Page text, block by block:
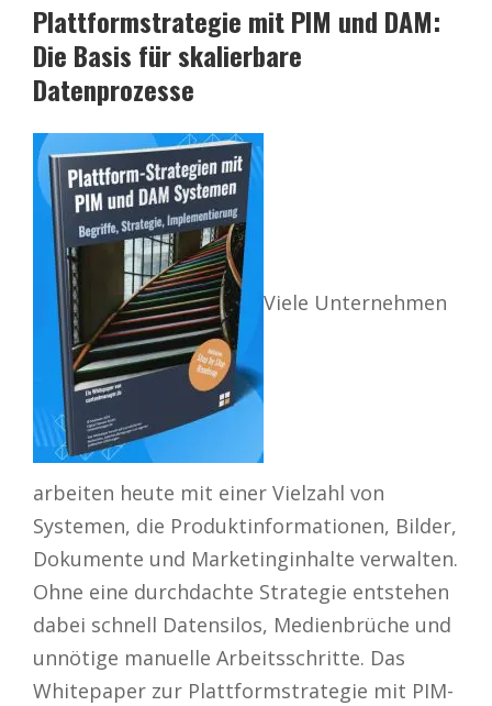
Plattformstrategie mit PIM und DAM:
Die Basis für skalierbare
Datenprozesse
Viele Unternehmen
arbeiten heute mit einer Vielzahl von
Systemen, die Produktinformationen, Bilder,
Dokumente und Marketinginhalte verwalten.
Ohne eine durchdachte Strategie entstehen
dabei schnell Datensilos, Medienbrüche und
unnötige manuelle Arbeitsschritte. Das
Whitepaper zur Plattformstrategie mit PIM-